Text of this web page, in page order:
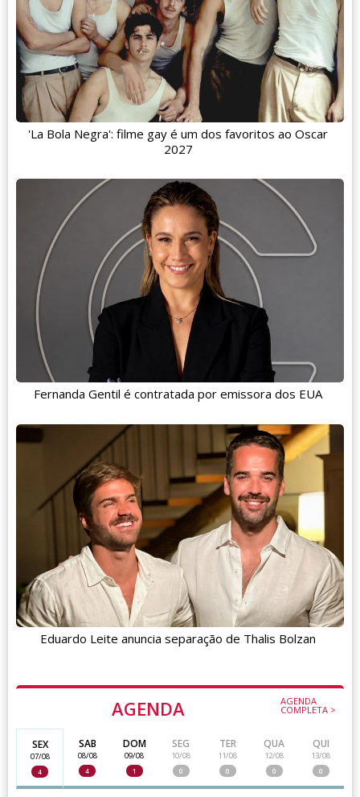
AGENDA AGENDA
COMPLETA >
SEX
07/08
4
SAB
08/08
4
DOM
09/08
1
SEG
10/08
0
TER
11/08
0
QUA
12/08
0
QUI
13/08
0
'La Bola Negra': filme gay é um dos favoritos ao Oscar
2027
Fernanda Gentil é contratada por emissora dos EUA
Eduardo Leite anuncia separação de Thalis Bolzan